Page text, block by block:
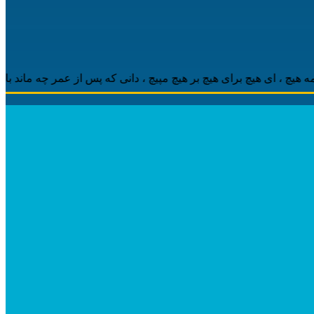
، ‌ای هیچ برای هیچ بر هیچ مپیچ ، دانی که پس از عمر چه ماند باقی